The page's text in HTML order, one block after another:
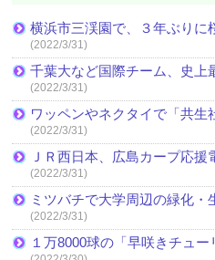
横浜市三渓園で、３年ぶり
(2022/3/31)
千葉大など国際チーム、史上
(2022/3/31)
ワッペンやネクタイで「共生
(2022/3/31)
ＪＲ西日本、広島カープ応援
(2022/3/31)
ミツバチで大学周辺の緑化・
(2022/3/31)
１万8000球の「早咲きチュ